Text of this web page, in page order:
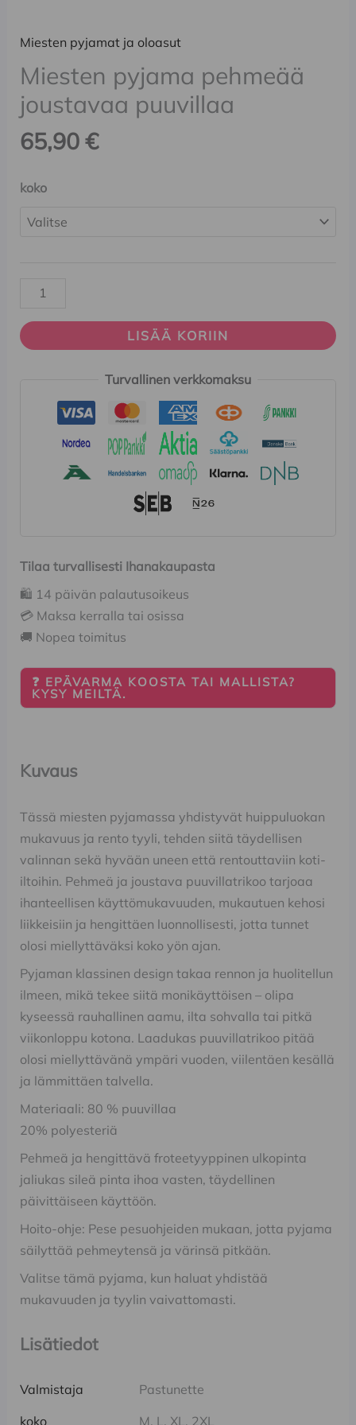
Miesten pyjamat ja oloasut
Miesten pyjama pehmeää
joustavaa puuvillaa
65,90€
koko
LISÄÄ KORIIN
Turvallinen verkkomaksu
Tilaa turvallisesti Ihanakaupasta
🛍️ 14 päivän palautusoikeus
💳 Maksa kerralla tai osissa
🚚 Nopea toimitus
❓ EPÄVARMA KOOSTA TAI MALLISTA?
KYSY MEILTÄ.
Kuvaus
Tässä miesten pyjamassa yhdistyvät huippuluokan
mukavuus ja rento tyyli, tehden siitä täydellisen
valinnan sekä hyvään uneen että rentouttaviin koti-
iltoihin. Pehmeä ja joustava puuvillatrikoo tarjoaa
ihanteellisen käyttömukavuuden, mukautuen kehosi
liikkeisiin ja hengittäen luonnollisesti, jotta tunnet
olosi miellyttäväksi koko yön ajan.
Pyjaman klassinen design takaa rennon ja huolitellun
ilmeen, mikä tekee siitä monikäyttöisen – olipa
kyseessä rauhallinen aamu, ilta sohvalla tai pitkä
viikonloppu kotona. Laadukas puuvillatrikoo pitää
olosi miellyttävänä ympäri vuoden, viilentäen kesällä
ja lämmittäen talvella.
Materiaali: 80 % puuvillaa
20% polyesteriä
Pehmeä ja hengittävä froteetyyppinen ulkopinta
jaliukas sileä pinta ihoa vasten, täydellinen
päivittäiseen käyttöön.
Hoito-ohje: Pese pesuohjeiden mukaan, jotta pyjama
säilyttää pehmeytensä ja värinsä pitkään.
Valitse tämä pyjama, kun haluat yhdistää
mukavuuden ja tyylin vaivattomasti.
Lisätiedot
Valmistaja
Pastunette
koko
M, L, XL, 2XL